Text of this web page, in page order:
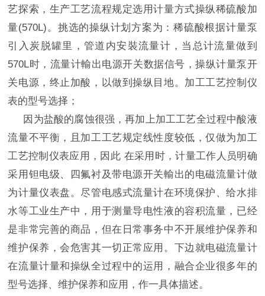
艺探索，生产工艺流程规定选用计量方式操纵稀硫酸加
量(570L)。挑选的操纵计划方案为：稀硫酸根据计量泵
引入炭脱罐里，管道内安裝流量计，当总计流量做到
570L时，流量计輸出电源开关数据信号，操纵计量泵开
关电源，终止加酸，以做到操纵目地。加工工艺控制仪
表的型号选择；
因为盐酸的腐蚀很强，再加上加工工艺全过程中酸液
流量不平衡，且加工工艺规定线性度较低，仅做为加工
工艺控制仪表应用，因此 在采用时，计量工作人员明确
采用钽电级、四氟衬及带电源开关輸出的电磁流量计做
为计量仪表盘。尽管电感式流量计在环境保护、给水排
水等工业生产中，用于测量导电性液的容积流量，已经
是非常完善的商品，但在日常事务中不开展维护保养和
维护保养，会危害其一切正常应用。下边就电磁流量计
在流量计量和操纵全过程中的运用，融合企业很多年的
型号选择、维护保养和应用，作一具体描述。